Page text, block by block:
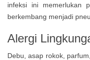
infeksi ini memerlukan
berkembang menjadi
Alergi
Debu, asap rokok,